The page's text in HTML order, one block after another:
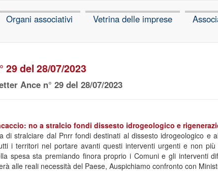
Organi associativi Vetrina delle imprese
29 del 28/07/2023
Ance n° 29 del 28/07/2023
no a stralcio fondi dissesto idrogeologico e
di stralciare dal Pnrr fondi destinati al dissesto idrogeologico e
i territori nel portare avanti questi interventi urgenti e non
spesa sta premiando finora proprio i Comuni e gli interventi
alle reali necessità del Paese, Auspichiamo confronto con